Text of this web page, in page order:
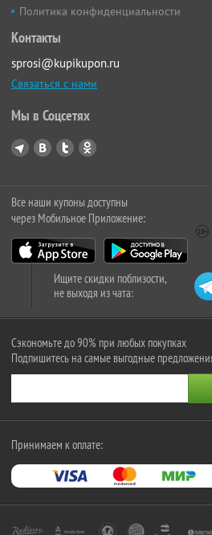
Политика конфиденциальности
Контакты
sprosi@kupikupon.ru
Связаться с нами
Мы в Соцсетях
Все наши купоны доступны
через Мобильное Приложение:
Ищите скидки поблизости,
не выходя из чата:
Сэкономьте до 90% при любых покупках
Подпишитесь на самые выгодные
Принимаем к оплате: